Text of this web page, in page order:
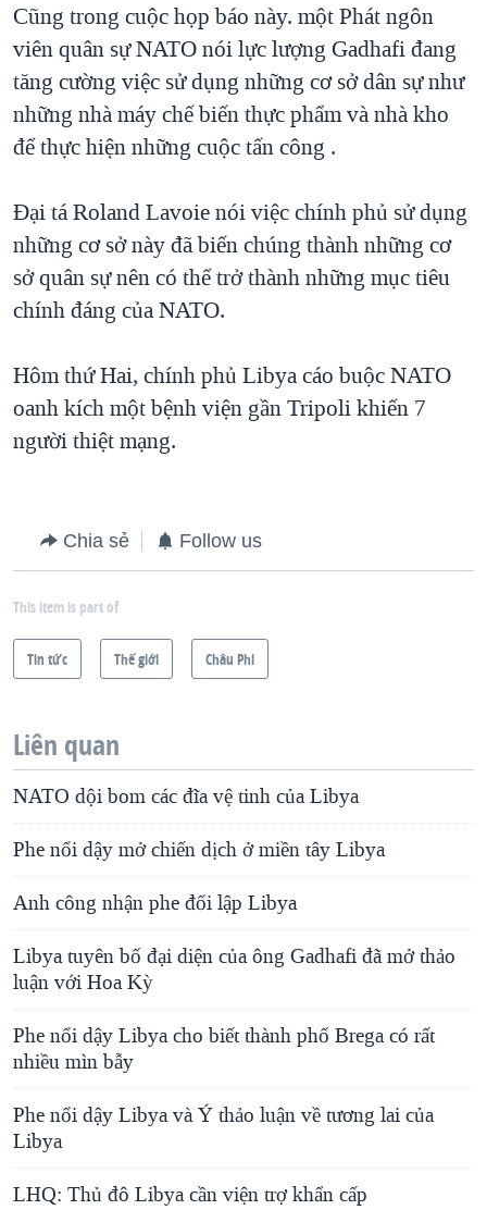
Cũng trong cuộc họp báo này. một Phát ngôn
viên quân sự NATO nói lực lượng Gadhafi đang
tăng cường việc sử dụng những cơ sở dân sự như
những nhà máy chế biến thực phẩm và nhà kho
để thực hiện những cuộc tấn công .
Đại tá Roland Lavoie nói việc chính phủ sử dụng
những cơ sở này đã biến chúng thành những cơ
sở quân sự nên có thể trở thành những mục tiêu
chính đáng của NATO.
Hôm thứ Hai, chính phủ Libya cáo buộc NATO
oanh kích một bệnh viện gần Tripoli khiến 7
người thiệt mạng.
Chia sẻ Follow us
This item is part of
Tin tức Thế giới Châu Phi
Liên quan
NATO dội bom các đĩa vệ tinh của Libya
Phe nổi dậy mở chiến dịch ở miền tây Libya
Anh công nhận phe đối lập Libya
Libya tuyên bố đại diện của ông Gadhafi đã mở thảo
luận với Hoa Kỳ
Phe nổi dậy Libya cho biết thành phố Brega có rất
nhiều mìn bẫy
Phe nổi dậy Libya và Ý thảo luận về tương lai của
Libya
LHQ: Thủ đô Libya cần viện trợ khẩn cấp